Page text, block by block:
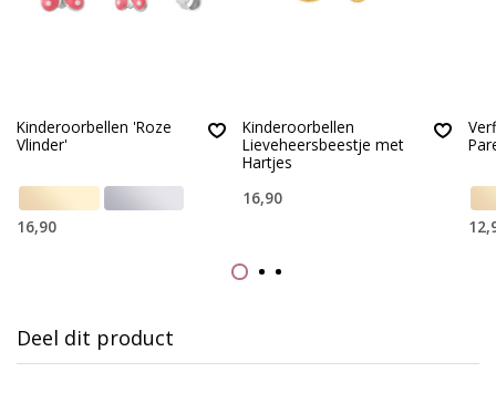
Kinderoorbellen 'Roze
Vlinder'
16,90
Kinderoorbellen
Lieveheersbeestje met
Hartjes
16,90
Deel dit product